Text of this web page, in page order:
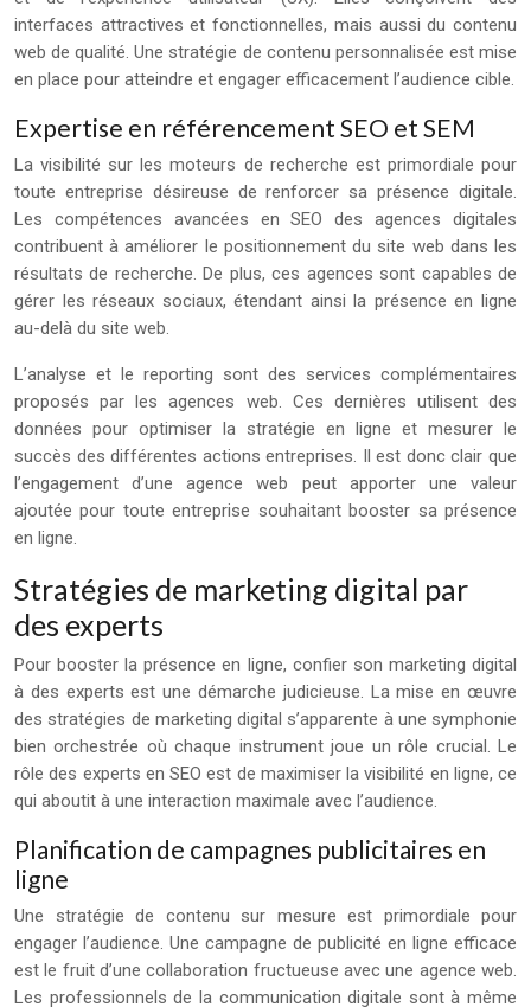
interfaces attractives et fonctionnelles, mais aussi du contenu
web de qualité. Une stratégie de contenu personnalisée est mise
en place pour atteindre et engager efficacement l’audience cible.
Expertise en référencement SEO et SEM
La visibilité sur les moteurs de recherche est primordiale pour
toute entreprise désireuse de renforcer sa présence digitale.
Les compétences avancées en SEO des agences digitales
contribuent à améliorer le positionnement du site web dans les
résultats de recherche. De plus, ces agences sont capables de
gérer les réseaux sociaux, étendant ainsi la présence en ligne
au-delà du site web.
L’analyse et le reporting sont des services complémentaires
proposés par les agences web. Ces dernières utilisent des
données pour optimiser la stratégie en ligne et mesurer le
succès des différentes actions entreprises. Il est donc clair que
l’engagement d’une agence web peut apporter une valeur
ajoutée pour toute entreprise souhaitant booster sa présence
en ligne.
Stratégies de marketing digital par
des experts
Pour booster la présence en ligne, confier son marketing digital
à des experts est une démarche judicieuse. La mise en œuvre
des stratégies de marketing digital s’apparente à une symphonie
bien orchestrée où chaque instrument joue un rôle crucial. Le
rôle des experts en SEO est de maximiser la visibilité en ligne, ce
qui aboutit à une interaction maximale avec l’audience.
Planification de campagnes publicitaires en
ligne
Une stratégie de contenu sur mesure est primordiale pour
engager l’audience. Une campagne de publicité en ligne efficace
est le fruit d’une collaboration fructueuse avec une agence web.
Les professionnels de la communication digitale sont à même